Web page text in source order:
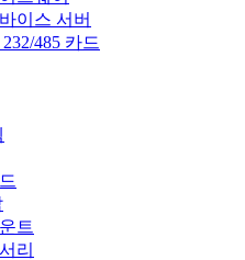
이스 서버
485 카드
트
리